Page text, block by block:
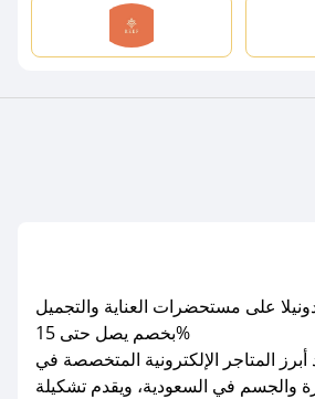
على مستحضرات العناية والتجميل
بخصم يصل حتى 15%
أبرز المتاجر الإلكترونية المتخصصة في
والجسم في السعودية، ويقدم تشكيلة